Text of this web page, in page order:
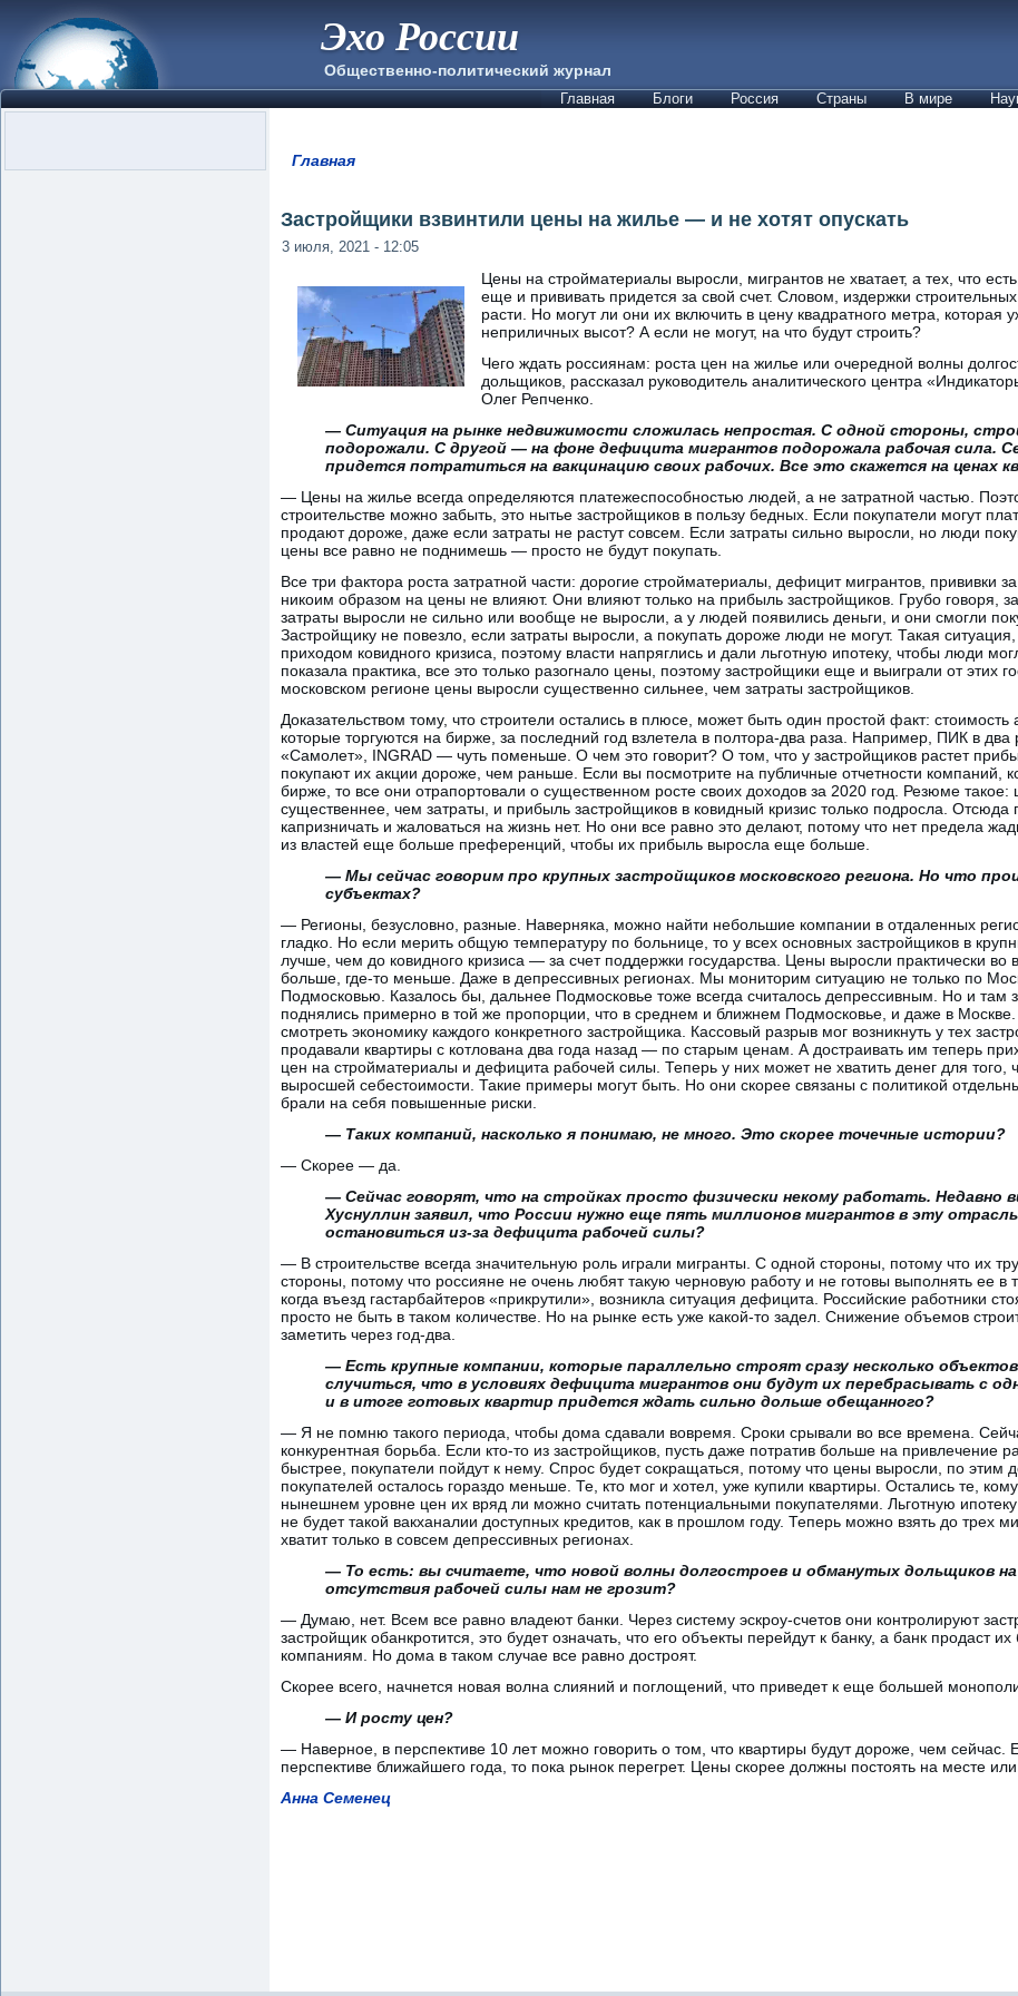
Эхо России
Общественно-политический журнал
Главная Блоги Россия Страны В мире
Главная
Застройщики взвинтили цены на жилье — и не хотят опускать
3 июля, 2021 - 12:05
Цены на стройматериалы выросли, мигрантов не хватает, а тех, что
еще и прививать придется за свой счет. Словом, издержки
расти. Но могут ли они их включить в цену квадратного метра, которая
неприличных высот? А если не могут, на что будут строить?
Чего ждать россиянам: роста цен на жилье или очередной волны
дольщиков, рассказал руководитель аналитического центра
Олег Репченко.
— Ситуация на рынке недвижимости сложилась непростая. С одной стороны,
подорожали. С другой — на фоне дефицита мигрантов подорожала рабочая сила.
придется потратиться на вакцинацию своих рабочих. Все это скажется на ценах
— Цены на жилье всегда определяются платежеспособностью людей, а не затратной частью.
строительстве можно забыть, это нытье застройщиков в пользу бедных. Если покупатели могут
продают дороже, даже если затраты не растут совсем. Если затраты сильно выросли, но люди
цены все равно не поднимешь — просто не будут покупать.
Все три фактора роста затратной части: дорогие стройматериалы, дефицит мигрантов, прививки
никоим образом на цены не влияют. Они влияют только на прибыль застройщиков. Грубо говоря,
затраты выросли не сильно или вообще не выросли, а у людей появились деньги, и они смогли
Застройщику не повезло, если затраты выросли, а покупать дороже люди не могут. Такая
приходом ковидного кризиса, поэтому власти напряглись и дали льготную ипотеку, чтобы люди
показала практика, все это только разогнало цены, поэтому застройщики еще и выиграли от этих
московском регионе цены выросли существенно сильнее, чем затраты застройщиков.
Доказательством тому, что строители остались в плюсе, может быть один простой факт: стоимость
которые торгуются на бирже, за последний год взлетела в полтора-два раза. Например, ПИК в два
«Самолет», INGRAD — чуть поменьше. О чем это говорит? О том, что у застройщиков растет
покупают их акции дороже, чем раньше. Если вы посмотрите на публичные отчетности компаний,
бирже, то все они отрапортовали о существенном росте своих доходов за 2020 год. Резюме такое:
существеннее, чем затраты, и прибыль застройщиков в ковидный кризис только подросла. Отсюда
капризничать и жаловаться на жизнь нет. Но они все равно это делают, потому что нет предела
из властей еще больше преференций, чтобы их прибыль выросла еще больше.
— Мы сейчас говорим про крупных застройщиков московского региона. Но что
субъектах?
— Регионы, безусловно, разные. Наверняка, можно найти небольшие компании в отдаленных
гладко. Но если мерить общую температуру по больнице, то у всех основных застройщиков в
лучше, чем до ковидного кризиса — за счет поддержки государства. Цены выросли практически во
больше, где-то меньше. Даже в депрессивных регионах. Мы мониторим ситуацию не только по
Подмосковью. Казалось бы, дальнее Подмосковье тоже всегда считалось депрессивным. Но и там
поднялись примерно в той же пропорции, что в среднем и ближнем Подмосковье, и даже в
смотреть экономику каждого конкретного застройщика. Кассовый разрыв мог возникнуть у тех
продавали квартиры с котлована два года назад — по старым ценам. А достраивать им теперь
цен на стройматериалы и дефицита рабочей силы. Теперь у них может не хватить денег для того,
выросшей себестоимости. Такие примеры могут быть. Но они скорее связаны с политикой
брали на себя повышенные риски.
— Таких компаний, насколько я понимаю, не много. Это скорее точечные истории?
— Скорее — да.
— Сейчас говорят, что на стройках просто физически некому работать. Недавно
Хуснуллин заявил, что России нужно еще пять миллионов мигрантов в эту
остановиться из-за дефицита рабочей силы?
— В строительстве всегда значительную роль играли мигранты. С одной стороны, потому что их
стороны, потому что россияне не очень любят такую черновую работу и не готовы выполнять ее в
когда въезд гастарбайтеров «прикрутили», возникла ситуация дефицита. Российские работники
просто не быть в таком количестве. Но на рынке есть уже какой-то задел. Снижение объемов
заметить через год-два.
— Есть крупные компании, которые параллельно строят сразу несколько
случиться, что в условиях дефицита мигрантов они будут их перебрасывать с
и в итоге готовых квартир придется ждать сильно дольше обещанного?
— Я не помню такого периода, чтобы дома сдавали вовремя. Сроки срывали во все времена.
конкурентная борьба. Если кто-то из застройщиков, пусть даже потратив больше на привлечение
быстрее, покупатели пойдут к нему. Спрос будет сокращаться, потому что цены выросли, по этим
покупателей осталось гораздо меньше. Те, кто мог и хотел, уже купили квартиры. Остались те,
нынешнем уровне цен их вряд ли можно считать потенциальными покупателями. Льготную
не будет такой вакханалии доступных кредитов, как в прошлом году. Теперь можно взять до трех
хватит только в совсем депрессивных регионах.
— То есть: вы считаете, что новой волны долгостроев и обманутых дольщиков
отсутствия рабочей силы нам не грозит?
— Думаю, нет. Всем все равно владеют банки. Через систему эскроу-счетов они контролируют
застройщик обанкротится, это будет означать, что его объекты перейдут к банку, а банк продаст
компаниям. Но дома в таком случае все равно достроят.
Скорее всего, начнется новая волна слияний и поглощений, что приведет к еще большей
— И росту цен?
— Наверное, в перспективе 10 лет можно говорить о том, что квартиры будут дороже, чем сейчас.
перспективе ближайшего года, то пока рынок перегрет. Цены скорее должны постоять на месте или
Анна Семенец